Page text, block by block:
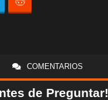
COMENTARIOS
de Preguntar!